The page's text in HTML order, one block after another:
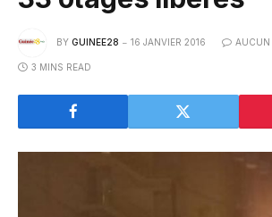
BY GUINEE28 16 JANVIER 2016 AUCUN
3 MINS READ